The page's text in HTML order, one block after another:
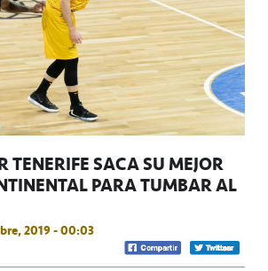
TENERIFE SACA SU MEJOR
PARA TUMBAR AL
2019 - 00:03